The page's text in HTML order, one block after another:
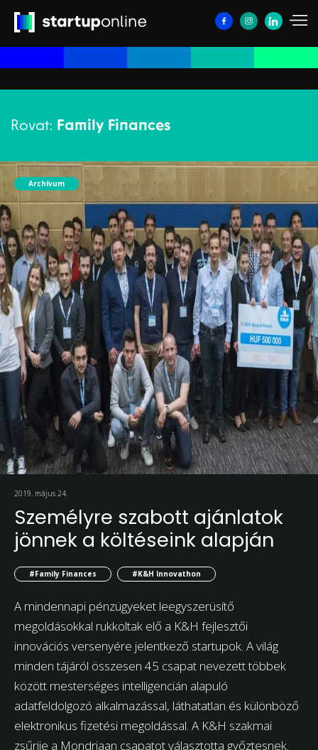
Rovat: Family Finances
Archívum
2019. május 24.
Személyre szabott ajánlatok
jönnek a költéseink alapján
#Family Finances #K&H Innovathon
A mindennapi pénzügyeket leegyszerüsítő
megoldásokkal rukkoltak elő a K&H fejlesztői
innovációs versenyére jelentkező startupok. A világ
minden tájáról összesen 45 csapat nevezett többek
között mesterséges intelligencián alapuló
adatfeldolgozó alkalmazással, láthatatlan és különböző
elektronikus fizetési megoldással. A K&H szakmai
zsűrije a Mondriaan csapatot választotta győztesnek.